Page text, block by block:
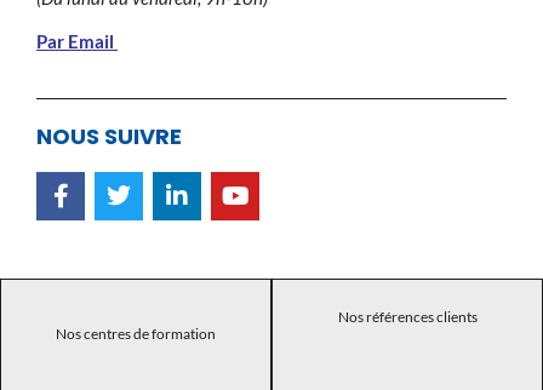
Par Email
NOUS SUIVRE
Nos centres de formation
Nos références clients